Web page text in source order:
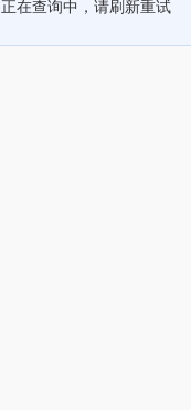
正在查询中，请刷新重试